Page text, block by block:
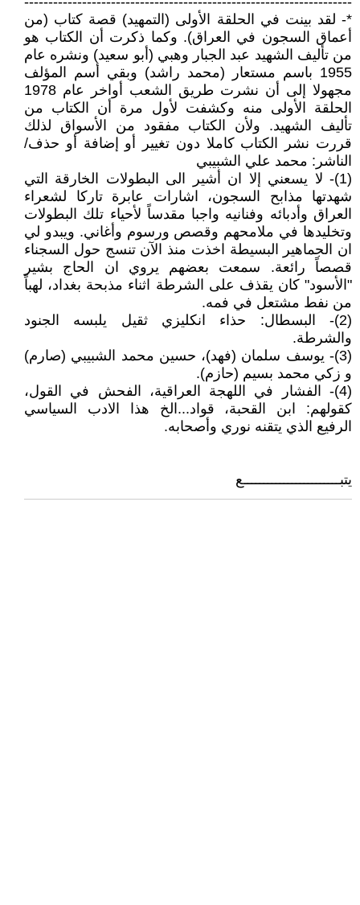
*- لقد بينت في الحلقة الأولى (التمهيد) قصة كتاب (من
أعماق السجون في العراق). وكما ذكرت أن الكتاب هو
من تأليف الشهيد عبد الجبار وهبي (أبو سعيد) ونشره عام
1955 باسم مستعار (محمد راشد) وبقي أسم المؤلف
مجهولا إلى أن نشرت طريق الشعب أواخر عام 1978
الحلقة الأولى منه وكشفت لأول مرة أن الكتاب من
تأليف الشهيد. ولأن الكتاب مفقود من الأسواق لذلك
قررت نشر الكتاب كاملا دون تغيير أو إضافة أو حذف/
الناشر: محمد علي الشبيبي
(1)- لا يسعني إلا ان أشير الى البطولات الخارقة التي
شهدتها مذابح السجون، اشارات عابرة تاركا لشعراء
العراق وأدبائه وفنانيه واجبا مقدساً لأحياء تلك البطولات
وتخليدها في ملامحهم وقصص ورسوم وأغاني. ويبدو لي
ان الجماهير البسيطة اخذت منذ الآن تنسج حول السجناء
قصصاً رائعة. سمعت بعضهم يروي ان الحاج بشير
"الأسود" كان يقذف على الشرطة اثناء مذبحة بغداد، لهباً
من نفط مشتعل في فمه.
(2)- البسطال: حذاء انكليزي ثقيل يلبسه الجنود
والشرطة.
(3)- يوسف سلمان (فهد)، حسين محمد الشبيبي (صارم)
و زكي محمد بسيم (حازم).
(4)- الفشار في اللهجة العراقية، الفحش في القول،
كقولهم: ابن القحبة، قواد...الخ هذا الادب السياسي
الرفيع الذي يتقنه نوري وأصحابه.
يتبــــــــــــــــــــــــع